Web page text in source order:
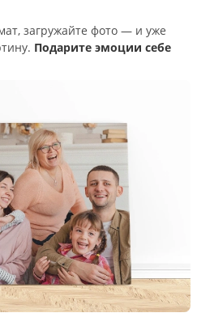
загружайте фото — и уже
Подарите эмоции себе